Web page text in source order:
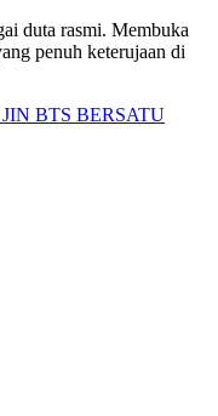
duta rasmi. Membuka
penuh keterujaan di
BTS BERSATU